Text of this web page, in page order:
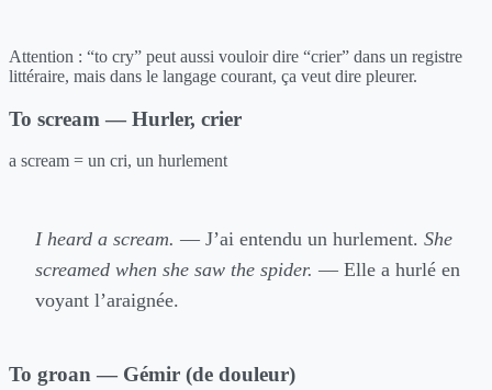
Attention : “to cry” peut aussi vouloir dire “crier” dans un registre
littéraire, mais dans le langage courant, ça veut dire pleurer.
To scream — Hurler, crier
a scream = un cri, un hurlement
I heard a scream. — J’ai entendu un hurlement. She
screamed when she saw the spider. — Elle a hurlé en
voyant l’araignée.
To groan — Gémir (de douleur)